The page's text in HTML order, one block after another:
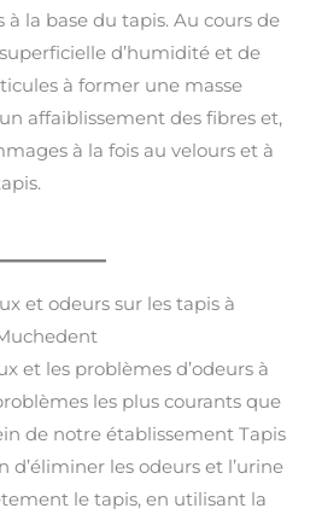
la base du tapis. Au cours de
d’humidité et de
à former une masse
affaiblissement des fibres et,
à la fois au velours et à
et odeurs sur les tapis à
et les problèmes d’odeurs à
les plus courants que
de notre établissement Tapis
d’éliminer les odeurs et l’urine
le tapis, en utilisant la